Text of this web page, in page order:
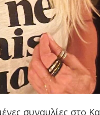
συναυλίες στο